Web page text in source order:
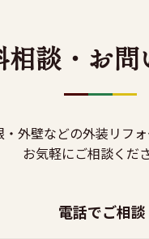
相談・お問
外壁などの外装リフ
お気軽にご相談くだ
電話でご相談